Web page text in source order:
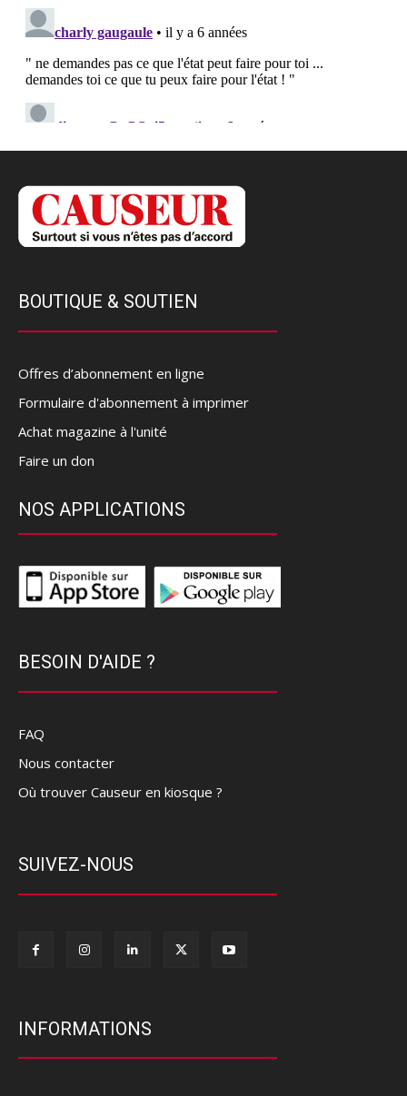
BOUTIQUE & SOUTIEN
Offres d’abonnement en ligne
Formulaire d'abonnement à imprimer
Achat magazine à l'unité
Faire un don
NOS APPLICATIONS
BESOIN D'AIDE ?
FAQ
Nous contacter
Où trouver Causeur en kiosque ?
SUIVEZ-NOUS
INFORMATIONS